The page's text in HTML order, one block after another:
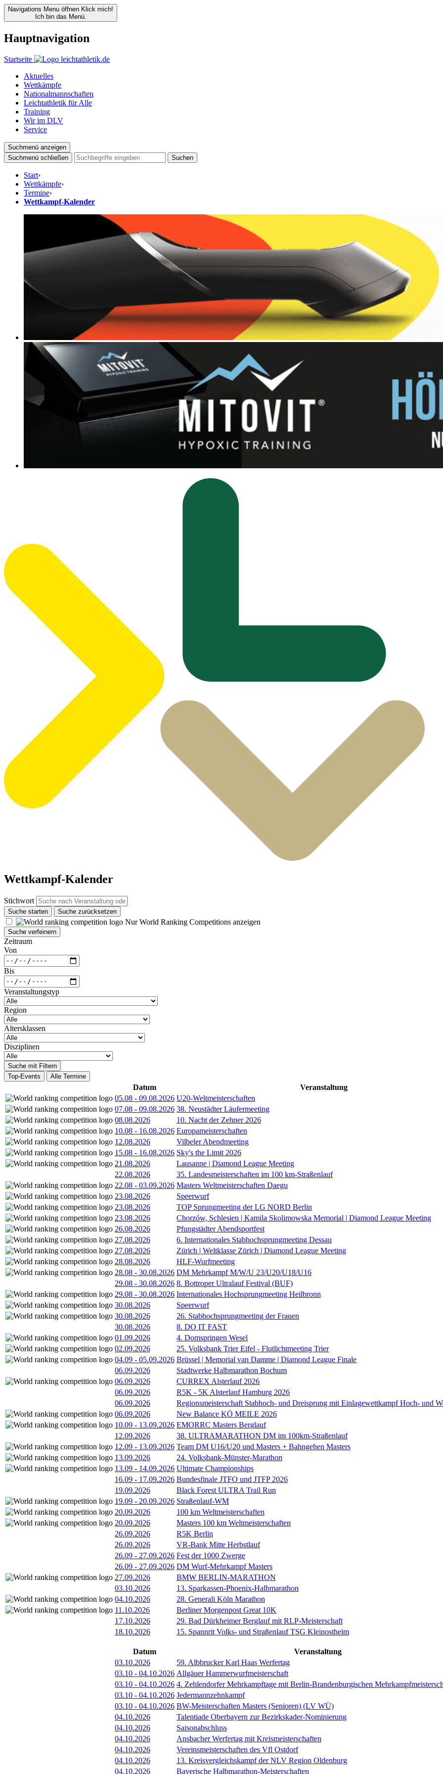
Navigations Menu öffnen Klick mich!
Ich bin das Menü.
Hauptnavigation
Startseite
Aktuelles
Wettkämpfe
Nationalmannschaften
Leichtathletik für Alle
Training
Wir im DLV
Service
Suchmenü anzeigen
Suchmenü schließen
Suchen
Start›
Wettkämpfe›
Termine›
Wettkampf-Kalender
Wettkampf-Kalender
Stichwort
Suche starten Suche zurücksetzen
Nur World Ranking Competitions anzeigen
Suche verfeinern
Zeitraum
Von
Bis
Veranstaltungstyp
Region
Altersklassen
Disziplinen
Suche mit Filtern
Top-Events
Alle Termine
Datum Veranstaltung
05.08 - 09.08.2026 U20-Weltmeisterschaften
07.08 - 09.08.2026 38. Neustädter Läufermeeting
08.08.2026
10. Nacht der Zehner 2026
10.08 - 16.08.2026 Europameisterschaften
12.08.2026
Vilbeler Abendmeeting
15.08 - 16.08.2026 Sky's the Limit 2026
21.08.2026
Lausanne | Diamond League Meeting
22.08.2026
35. Landesmeisterschaften im 100 km-Straßenlauf
22.08 - 03.09.2026 Masters Weltmeisterschaften Daegu
23.08.2026
Speerwurf
23.08.2026
TOP Sprungmeeting der LG NORD Berlin
23.08.2026
Chorzów, Schlesien | Kamila Skolimowska Memorial | Diamond League Meeting
26.08.2026
Pfungstädter Abendsportfest
27.08.2026
6. Internationales Stabhochsprungmeeting Dessau
27.08.2026
Zürich | Weltklasse Zürich | Diamond League Meeting
28.08.2026
HLF-Wurfmeeting
28.08 - 30.08.2026 DM Mehrkampf M/W/U 23/U20/U18/U16
29.08 - 30.08.2026 8. Bottroper Ultralauf Festival (BUF)
29.08 - 30.08.2026 Internationales Hochsprungmeeting Heilbronn
30.08.2026
Speerwurf
30.08.2026
26. Stabhochsprungmeeting der Frauen
30.08.2026
8. DO IT FAST
01.09.2026
4. Domspringen Wesel
02.09.2026
25. Volksbank Trier Eifel - Flutlichtmeeting Trier
04.09 - 05.09.2026 Brüssel | Memorial van Damme | Diamond League Finale
06.09.2026
Stadtwerke Halbmarathon Bochum
06.09.2026
CURREX Alsterlauf 2026
06.09.2026
R5K - 5K Alsterlauf Hamburg 2026
06.09.2026
Regionsmeisterschaft Stabhoch- und Dreisprung mit Einlagewettkampf Hoch- und
06.09.2026
New Balance KÖ MEILE 2026
10.09 - 13.09.2026 EMORRC Masters Berglauf
12.09.2026
38. ULTRAMARATHON DM im 100km-Straßenlauf
12.09 - 13.09.2026 Team DM U16/U20 und Masters + Bahngehen Masters
13.09.2026
24. Volksbank-Münster-Marathon
13.09 - 14.09.2026 Ultimate Championships
16.09 - 17.09.2026 Bundesfinale JTFO und JTFP 2026
19.09.2026
Black Forest ULTRA Trail Run
19.09 - 20.09.2026 Straßenlauf-WM
20.09.2026
100 km Weltmeisterschaften
20.09.2026
Masters 100 km Weltmeisterschaften
26.09.2026
R5K Berlin
26.09.2026
VR-Bank Mitte Herbstlauf
26.09 - 27.09.2026 Fest der 1000 Zwerge
26.09 - 27.09.2026 DM Wurf-Mehrkampf Masters
27.09.2026
BMW BERLIN-MARATHON
03.10.2026
13. Sparkassen-Phoenix-Halbmarathon
04.10.2026
28. Generali Köln Marathon
11.10.2026
Berliner Morgenpost Great 10K
17.10.2026
29. Bad Dürkheimer Berglauf mit RLP-Meisterschaft
18.10.2026
15. Spannrit Volks- und Straßenlauf TSG Kleinostheim
Datum Veranstaltung
03.10.2026
59. Albbrucker Karl Haas Werfertag
03.10 - 04.10.2026 Allgäuer Hammerwurfmeisterschaft
03.10 - 04.10.2026 4. Zehlendorfer Mehrkampftage mit Berlin-Brandenburgischen
03.10 - 04.10.2026 Jedermannzehnkampf
03.10 - 04.10.2026 BW-Meisterschaften Masters (Senioren) (LV WÜ)
04.10.2026
Talentiade Oberbayern zur Bezirkskader-Nominierung
04.10.2026
Saisonabschluss
04.10.2026
Ansbacher Werfertag mit Kreismeisterschaften
04.10.2026
Vereinsmeisterschaften des Vfl Ostdorf
04.10.2026
13. Kreisvergleichskampf der NLV Region Oldenburg
04.10.2026
Bayerische Halbmarathon-Meisterschaften